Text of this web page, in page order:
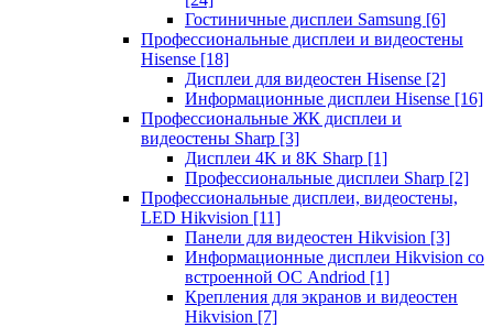
Гостиничные дисплеи Samsung [6]
Профессиональные дисплеи и видеостены
Hisense [18]
Дисплеи для видеостен Hisense [2]
Информационные дисплеи Hisense [16]
Профессиональные ЖК дисплеи и
видеостены Sharp [3]
Дисплеи 4K и 8K Sharp [1]
Профессиональные дисплеи Sharp [2]
Профессиональные дисплеи, видеостены,
LED Hikvision [11]
Панели для видеостен Hikvision [3]
Информационные дисплеи Hikvision со
встроенной ОС Andriod [1]
Крепления для экранов и видеостен
Hikvision [7]